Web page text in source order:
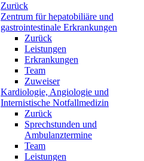
Zurück
Zentrum für hepatobiliäre und
gastrointestinale Erkrankungen
Zurück
Leistungen
Erkrankungen
Team
Zuweiser
Kardiologie, Angiologie und
Internistische Notfallmedizin
Zurück
Sprechstunden und
Ambulanztermine
Team
Leistungen